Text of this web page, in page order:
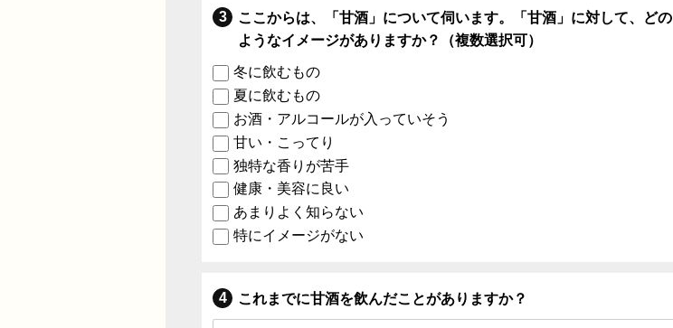
ここからは、「甘酒」について伺います。「甘酒」に対して、どの
ようなイメージがありますか？（複数選択可）
冬に飲むもの
夏に飲むもの
お酒・アルコールが入っていそう
甘い・こってり
独特な香りが苦手
健康・美容に良い
あまりよく知らない
特にイメージがない
これまでに甘酒を飲んだことがありますか？